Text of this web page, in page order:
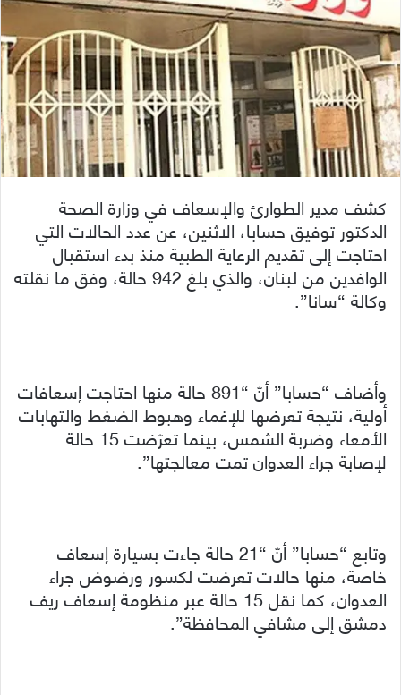
كشف مدير الطوارئ والإسعاف في وزارة الصحة
الدكتور توفيق حسابا، الاثنين، عن عدد الحالات التي
احتاجت إلى تقديم الرعاية الطبية منذ بدء استقبال
الوافدين من لبنان، والذي بلغ 942 حالة، وفق ما نقلته
وكالة “سانا”.
وأضاف “حسابا” أنّ “891 حالة منها احتاجت إسعافات
أولية، نتيجة تعرضها للإغماء وهبوط الضغط والتهابات
الأمعاء وضربة الشمس، بينما تعرّضت 15 حالة
لإصابة جراء العدوان تمت معالجتها”.
وتابع “حسابا” أنّ “21 حالة جاءت بسيارة إسعاف
خاصة، منها حالات تعرضت لكسور ورضوض جراء
العدوان، كما نقل 15 حالة عبر منظومة إسعاف ريف
دمشق إلى مشافي المحافظة”.